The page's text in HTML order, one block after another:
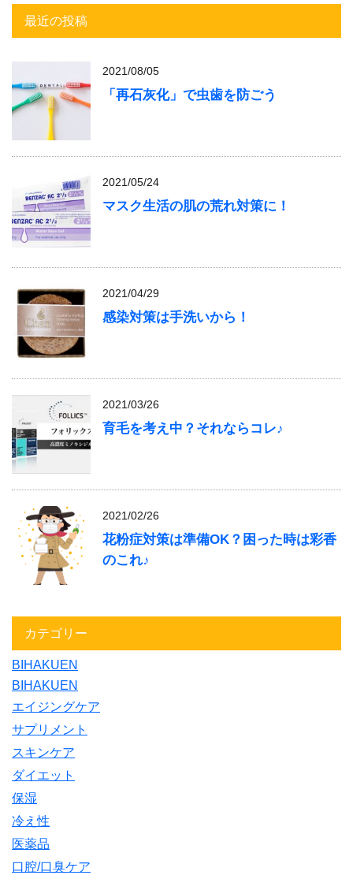
最近の投稿
2021/08/05
「再石灰化」で虫歯を防ごう
2021/05/24
マスク生活の肌の荒れ対策に！
2021/04/29
感染対策は手洗いから！
2021/03/26
育毛を考え中？それならコレ♪
2021/02/26
花粉症対策は準備OK？困った時は彩香
のこれ♪
カテゴリー
BIHAKUEN
BIHAKUEN
エイジングケア
サプリメント
スキンケア
ダイエット
保湿
冷え性
医薬品
口腔/口臭ケア